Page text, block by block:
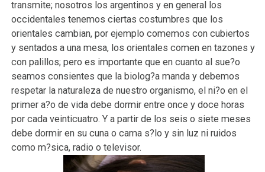
transmite; nosotros los argentinos y en general los
occidentales tenemos ciertas costumbres que los
orientales cambian, por ejemplo comemos con cubiertos
y sentados a una mesa, los orientales comen en tazones y
con palillos; pero es importante que en cuanto al sue?o
seamos consientes que la biolog?a manda y debemos
respetar la naturaleza de nuestro organismo, el ni?o en el
primer a?o de vida debe dormir entre once y doce horas
por cada veinticuatro. Y a partir de los seis o siete meses
debe dormir en su cuna o cama s?lo y sin luz ni ruidos
como m?sica, radio o televisor.